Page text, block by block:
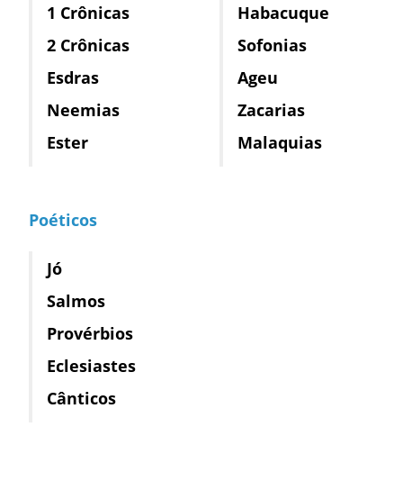
1 Crônicas
2 Crônicas
Esdras
Neemias
Ester
Poéticos
Jó
Salmos
Provérbios
Eclesiastes
Cânticos
Habacuque
Sofonias
Ageu
Zacarias
Malaquias